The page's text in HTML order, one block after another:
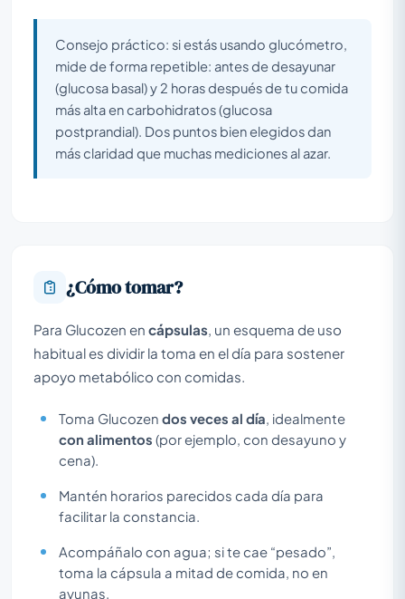
Consejo práctico: si estás usando glucómetro,
mide de forma repetible: antes de desayunar
(glucosa basal) y 2 horas después de tu comida
más alta en carbohidratos (glucosa
postprandial). Dos puntos bien elegidos dan
más claridad que muchas mediciones al azar.
¿Cómo tomar?
Para Glucozen en cápsulas , un esquema de uso
habitual es dividir la toma en el día para sostener
apoyo metabólico con comidas.
Toma Glucozen dos veces al día , idealmente
con alimentos (por ejemplo, con desayuno y
cena).
Mantén horarios parecidos cada día para
facilitar la constancia.
Acompáñalo con agua; si te cae “pesado”,
toma la cápsula a mitad de comida, no en
ayunas.